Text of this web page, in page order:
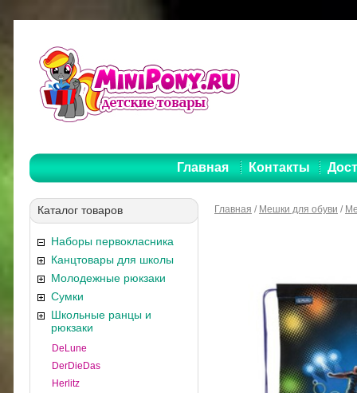
Главная Контакты
Каталог товаров
Наборы первокласника
Канцтовары для школы
Молодежные рюкзаки
Сумки
Школьные ранцы и
рюкзаки
DeLune
DerDieDas
Herlitz
Главная / Мешки для обуви /